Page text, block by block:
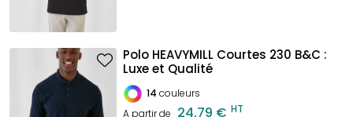
Polo HEAVYMILL Courtes 230 B&C :
Luxe et Qualité
14 couleurs
A partir de 24,79 € HT